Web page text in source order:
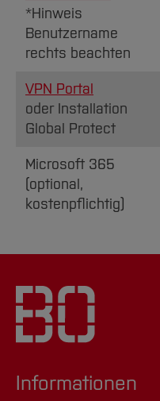
*Hinweis
Benutzername
rechts beachten
VPN Portal
oder Installation
Global Protect
Microsoft 365
(optional,
kostenpflichtig)
Informationen